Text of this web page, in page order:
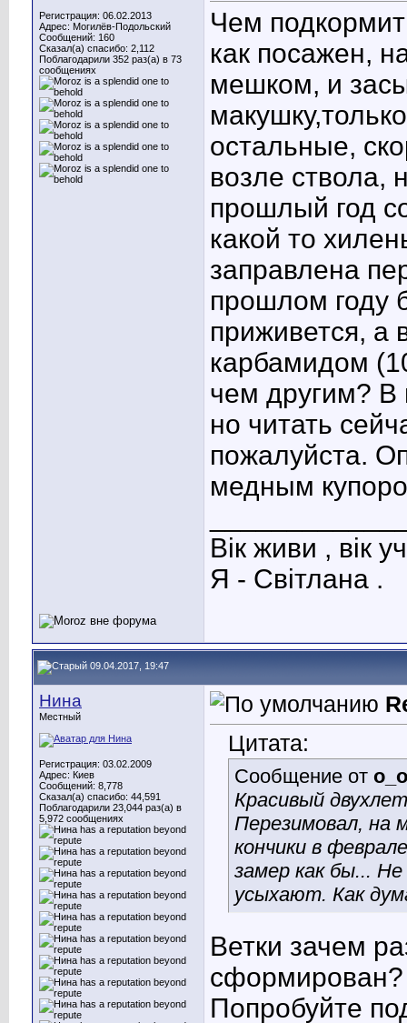
Регистрация: 06.02.2013
Адрес: Могилёв-Подольский
Сообщений: 160
Сказал(а) спасибо: 2,112
Поблагодарили 352 раз(а) в 73
сообщениях
Чем
как посажен,
мешком, и
остальные,
возле ствола,
прошлый год
какой то
заправлена
прошлом году
приживется, а
карбамидом
чем другим? В
но читать
пожалуйста.
медным
Вік живи , вік
Я - Світлана .
09.04.2017, 19:47
Нина
Местный
Регистрация: 03.02.2009
Адрес: Киев
Сообщений: 8,778
Сказал(а) спасибо: 44,591
Поблагодарили 23,044 раз(а) в
5,972 сообщениях
Цитата:
Сообщение от
Красивый
Перезимовал, на
кончики в
замер как бы...
усыхают. Как
Ветки зачем
сформирован?
Попробуйте